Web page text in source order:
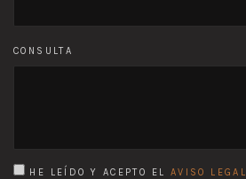
CONSULTA
HE LEÍDO Y ACEPTO EL AVISO LEGAL